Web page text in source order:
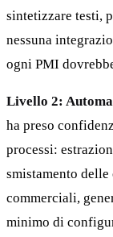
sintetizzare testi,
nessuna
ogni PMI
Livello 2:
ha preso
processi:
smistamento
commerciali,
minimo di